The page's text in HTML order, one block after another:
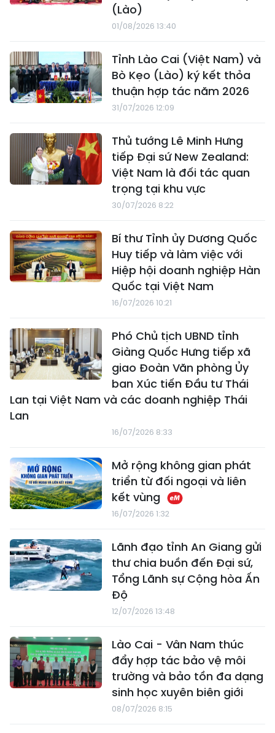
(Lào)
01/08/2026 13:40
Tỉnh Lào Cai (Việt Nam) và
Bò Kẹo (Lào) ký kết thỏa
thuận hợp tác năm 2026
31/07/2026 12:09
Thủ tướng Lê Minh Hưng
tiếp Đại sứ New Zealand:
Việt Nam là đối tác quan
trọng tại khu vực
30/07/2026 8:22
Bí thư Tỉnh ủy Dương Quốc
Huy tiếp và làm việc với
Hiệp hội doanh nghiệp Hàn
Quốc tại Việt Nam
16/07/2026 10:21
Phó Chủ tịch UBND tỉnh
Giàng Quốc Hưng tiếp xã
giao Đoàn Văn phòng Ủy
ban Xúc tiến Đầu tư Thái
Lan tại Việt Nam và các doanh nghiệp Thái
Lan
16/07/2026 8:33
Mở rộng không gian phát
triển từ đối ngoại và liên
kết vùng
16/07/2026 1:32
Lãnh đạo tỉnh An Giang gửi
thư chia buồn đến Đại sứ,
Tổng Lãnh sự Cộng hòa Ấn
Độ
12/07/2026 13:48
Lào Cai - Vân Nam thúc
đẩy hợp tác bảo vệ môi
trường và bảo tồn đa dạng
sinh học xuyên biên giới
08/07/2026 8:15